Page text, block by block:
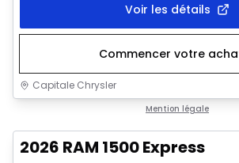
Voir les détails
Commencer votre
Capitale Chrysler
Mention légale
2026 RAM 1500 Express